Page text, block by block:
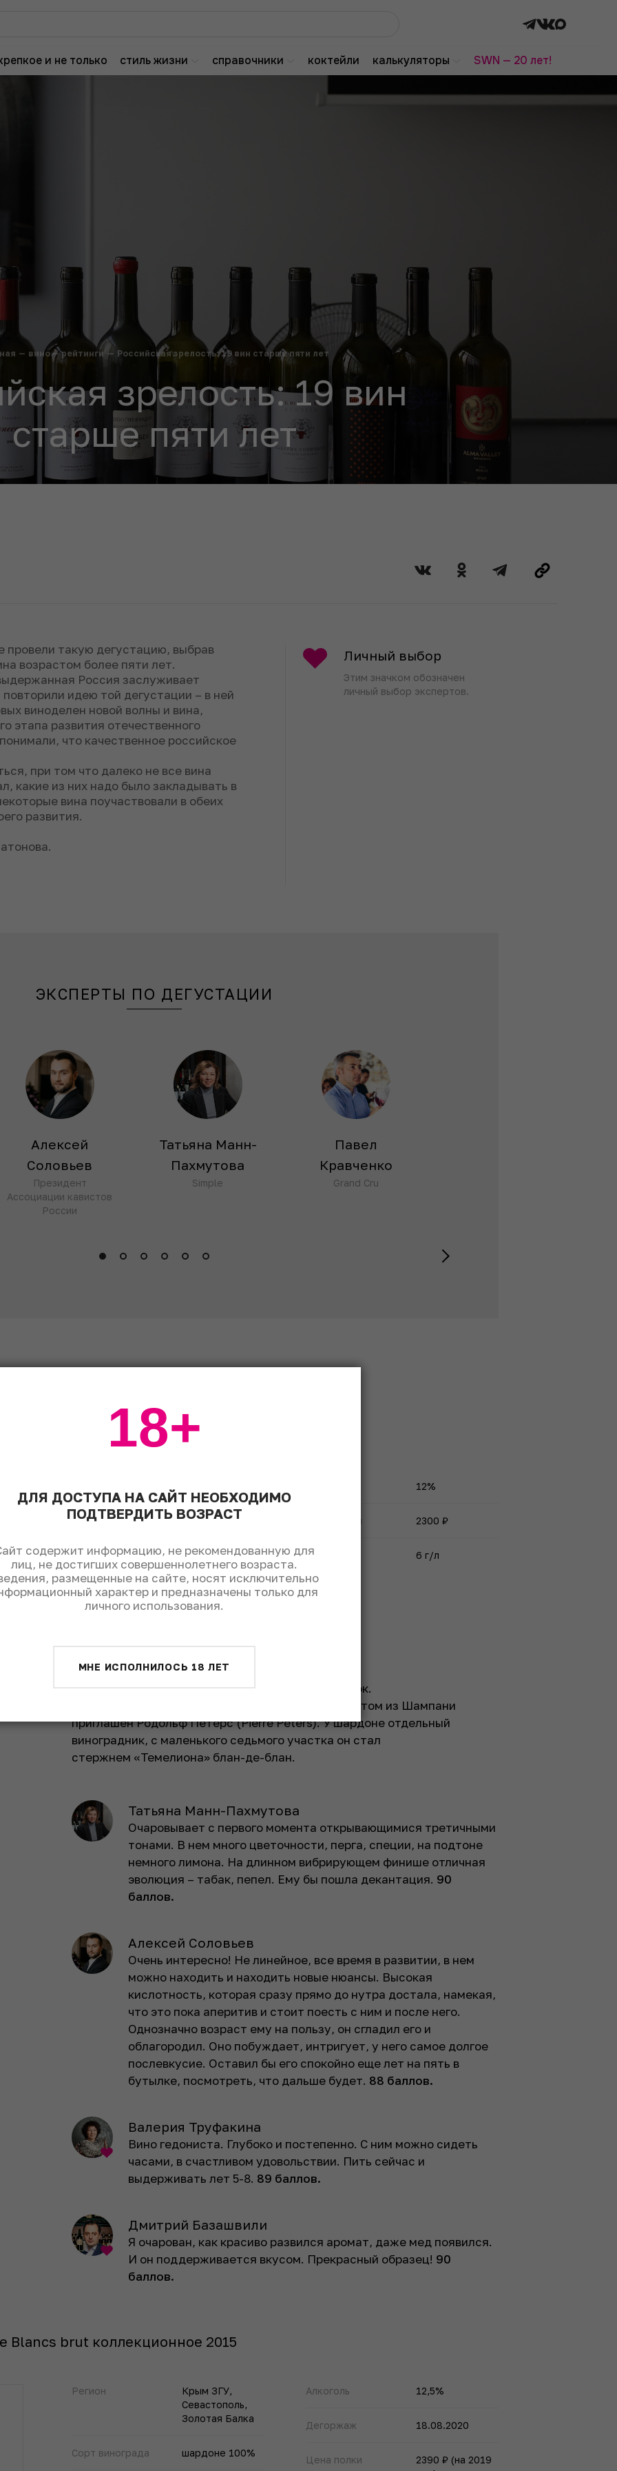
и не только стиль жизни справочники коктейли калькуляторы SWN — 20 лет!
— вино— рейтинги — Российская зрелость: 19 вин старше пяти лет
зрелость: 19 вин
старше пяти лет
провели такую дегустацию, выбрав
возрастом более пяти лет.
Россия заслуживает
идею той дегустации – в ней
виноделен новой волны и вина,
этапа развития отечественного
что качественное российское
при том что далеко не все вина
какие из них надо было закладывать в
вина поучаствовали в обеих
развития.
Личный выбор
Этим значком обозначен
личный выбор экспертов.
ЭКСПЕРТЫ ПО ДЕГУСТАЦИИ
Алексей
Соловьев
Президент
Ассоциации кавистов
России
Татьяна Манн-
Пахмутова
Simple
Павел
Кравченко
Grand Cru
белое 2014
Крымский р-н,
Долина
Сорт винограда
шардоне, пино
нуар
Выдержка
60 мес. на
12%
Цена полки 2300 ₽
Сахар 6 г/л
Лимитированная версия игристого – 3000 бутылок.
Первый эксперимент был в 2010 году, консультантом из Шампани
приглашен Родольф Петерс (Pierre Péters). У шардоне отдельный
виноградник, с маленького седьмого участка он стал
стержнем «Темелиона» блан-де-блан.
Татьяна Манн-Пахмутова
Очаровывает с первого момента открывающимися третичными
тонами. В нем много цветочности, перга, специи, на подтоне
немного лимона. На длинном вибрирующем финише отличная
эволюция – табак, пепел. Ему бы пошла декантация. 90
баллов.
Алексей Соловьев
Очень интересно! Не линейное, все время в развитии, в нем
можно находить и находить новые нюансы. Высокая
кислотность, которая сразу прямо до нутра достала, намекая,
что это пока аперитив и стоит поесть с ним и после него.
Однозначно возраст ему на пользу, он сгладил его и
облагородил. Оно побуждает, интригует, у него самое долгое
послевкусие. Оставил бы его спокойно еще лет на пять в
бутылке, посмотреть, что дальше будет. 88 баллов.
Валерия Труфакина
Вино гедониста. Глубоко и постепенно. С ним можно сидеть
часами, в счастливом удовольствии. Пить сейчас и
выдерживать лет 5-8. 89 баллов.
Дмитрий Базашвили
Я очарован, как красиво развился аромат, даже мед появился.
И он поддерживается вкусом. Прекрасный образец! 90
баллов.
Blancs brut коллекционное 2015
Регион
Крым ЗГУ,
Севастополь,
Золотая Балка
Сорт винограда шардоне 100%
Алкоголь 12,5%
Дегоржаж 18.08.2020
Цена полки
2390 ₽ (на 2019
ДЛЯ ДОСТУПА НА САЙТ НЕОБХОДИМО
ПОДТВЕРДИТЬ ВОЗРАСТ
содержит информацию, не рекомендованную для
лиц, не достигших совершеннолетнего возраста.
размещенные на сайте, носят исключительно
характер и предназначены только для
личного использования.
МНЕ ИСПОЛНИЛОСЬ 18 ЛЕТ
18+